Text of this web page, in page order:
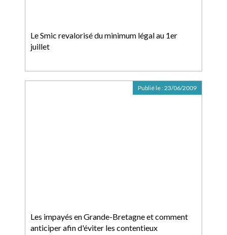
Le Smic revalorisé du minimum légal au 1er
juillet
Les impayés en Grande-Bretagne et comment
anticiper afin d'éviter les contentieux
Publié le :23/06/2009